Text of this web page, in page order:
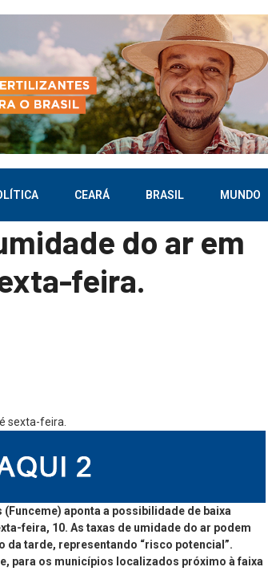
CEARÁ BRASIL MUNDO
do ar em
feira.
aponta a possibilidade de baixa
feira, 10. As taxas de umidade do ar podem
da tarde, representando “risco potencial”.
para os municípios localizados próximo à faixa